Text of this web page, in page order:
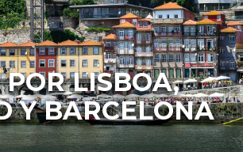
LISBOA,
Y BARCELONA